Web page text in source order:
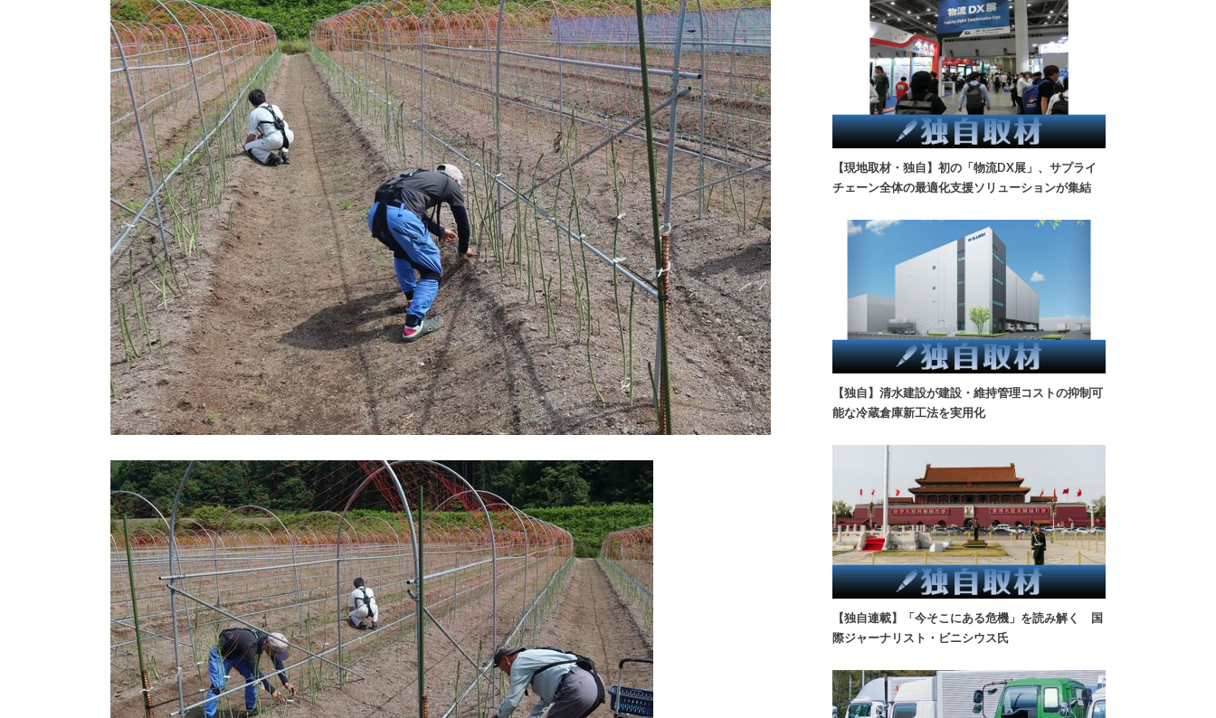
【現地取材・独自】初の「物流DX展」、サプライ
チェーン全体の最適化支援ソリューションが集結
【独自】清水建設が建設・維持管理コストの抑制可
能な冷蔵倉庫新工法を実用化
【独自連載】「今そこにある危機」を読み解く 国
際ジャーナリスト・ビニシウス氏